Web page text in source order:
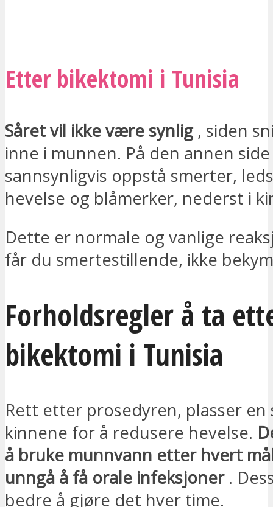
Etter bikektomi i Tunisia
Såret vil ikke være synlig, siden
inne i munnen. På den annen
sannsynligvis oppstå smerter,
hevelse og blåmerker, nederst i
Dette er normale og vanlige
får du smertestillende, ikke
Forholdsregler å ta
bikektomi i Tunisia
Rett etter prosedyren, plasser en
kinnene for å redusere hevelse.
å bruke munnvann etter hvert
unngå å få orale infeksjoner.
bedre å gjøre det hver time.